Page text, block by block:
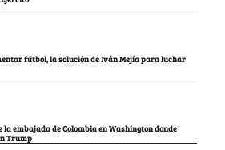
fútbol, la solución de Iván Mejía para luchar
la embajada de Colombia en Washington donde
Trump